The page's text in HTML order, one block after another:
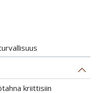
kriittisiin